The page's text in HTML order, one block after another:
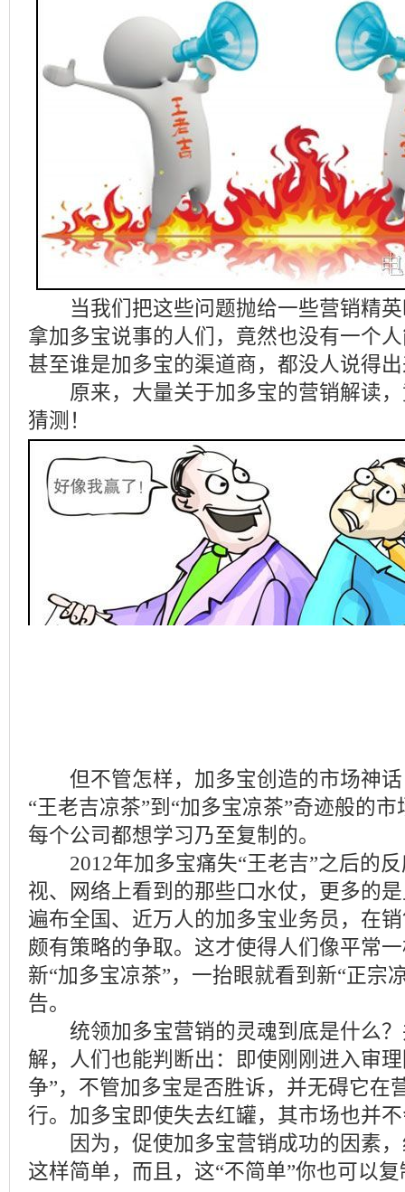
当我们把这些问题抛给一些营销精英
拿加多宝说事的人们，竟然也没有一个
甚至谁是加多宝的渠道商，都没人说得
原来，大量关于加多宝的营销解读，
猜测！
但不管怎样，加多宝创造的市场神话
“王老吉凉茶”到“加多宝凉茶”奇迹般的
每个公司都想学习乃至复制的。
2012年加多宝痛失“王老吉”之后的反
视、网络上看到的那些口水仗，更多的
遍布全国、近万人的加多宝业务员，在
颇有策略的争取。这才使得人们像平常
新“加多宝凉茶”，一抬眼就看到新“正宗
告。
统领加多宝营销的灵魂到底是什么？
解，人们也能判断出：即使刚刚进入审
争”，不管加多宝是否胜诉，并无碍它在
行。加多宝即使失去红罐，其市场也并
因为，促使加多宝营销成功的因素，
这样简单，而且，这“不简单”你也可以复